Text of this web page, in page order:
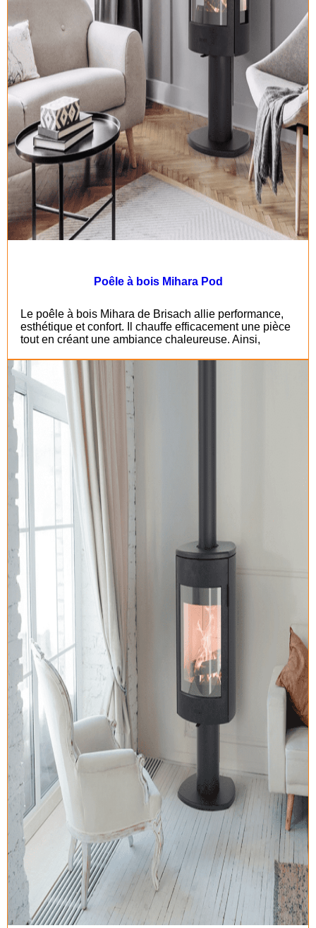
Poêle à bois Mihara Pod
Le poêle à bois Mihara de Brisach allie performance,
esthétique et confort. Il chauffe efficacement une pièce
tout en créant une ambiance chaleureuse. Ainsi,